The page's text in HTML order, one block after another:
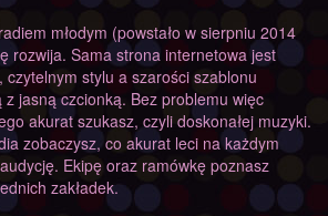
młodym (powstało w sierpniu 2014
rozwija. Sama strona internetowa jest
stylu a szarości szablonu
jasną czcionką. Bez problemu więc
akurat szukasz, czyli doskonałej muzyki.
zobaczysz, co akurat leci na każdym
Ekipę oraz ramówkę poznasz
zakładek.